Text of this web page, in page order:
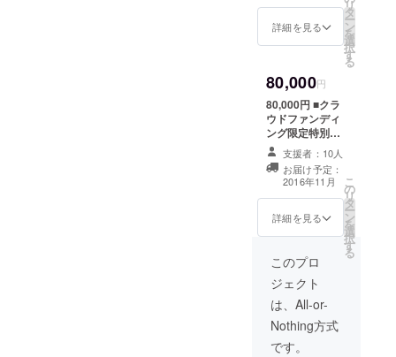
MONKEY等
にも通じて
いる。
前をクレジット
■PV撮影中のNG
メンバーサイン
色紙 ■クラウド
ファンディング
限定デザインT
シャツ ■都内で
行われるPV撮影
現場に潜入！撮
影現場でメン
バーと記念撮影
付き [カメラ、携
帯電話等の撮影
機器はご自身で
ご用意くださ
い。撮影場所ま
での交通費はご
ださい。][10月3
日(月)都内スタ
ジオにて20:00
開始のご都合が
詳細を見る
リ
タ
ー
ン
を
選
択
す
る
80,000円
80,000円 ■クラ
ウドファンディ
ング限定特別
ジャケット仕様
「タイアップは
君だ」 ■CDブッ
クレット内にあ
なたのお名前を
クレジット ■PV
撮影中のNGシー
ク集DVD ■あな
バーサイン色紙
■クラウドファン
ディング限定デ
ザインTシャツ ■
都内で行われる
支援者：10人
お届け予定：
2016年11月
詳細を見る
こ
の
リ
タ
ー
ン
を
選
択
す
る
このプロ
ジェクト
は、All-or-
Nothing方式
です。